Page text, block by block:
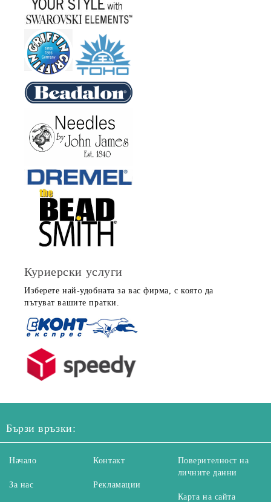
Куриерски услуги
Изберете най-удобната за вас фирма, с която да
пътуват вашите пратки.
Бързи връзки:
Начало
За нас
Контакт
Рекламации
Поверителност на
личните данни
Карта на сайта